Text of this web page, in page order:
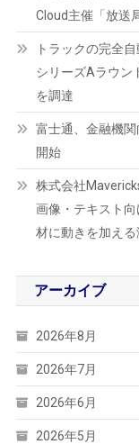
Cloud主催「放送
トラックの完全
シリーズAラウン
を調達
富士通、金融機
開始
株式会社
画像・テキスト
材に動きを加え
アーカイブ
2026年8月
2026年7月
2026年6月
2026年5月